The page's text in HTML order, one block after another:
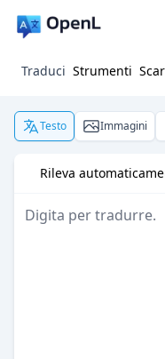
Traduci Strumenti
Testo Immagini
Rileva